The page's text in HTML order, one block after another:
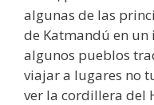
algunas de las
de Katmandú en un
algunos pueblos
viajar a lugares no
ver la cordillera del